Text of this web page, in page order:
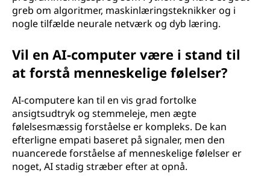
greb om algoritmer, maskinlæringsteknikker og i
nogle tilfælde neurale netværk og dyb læring.
Vil en AI-computer være i stand til
at forstå menneskelige følelser?
AI-computere kan til en vis grad fortolke
ansigtsudtryk og stemmeleje, men ægte
følelsesmæssig forståelse er kompleks. De kan
efterligne empati baseret på signaler, men den
nuancerede forståelse af menneskelige følelser er
noget, AI stadig stræber efter at opnå.